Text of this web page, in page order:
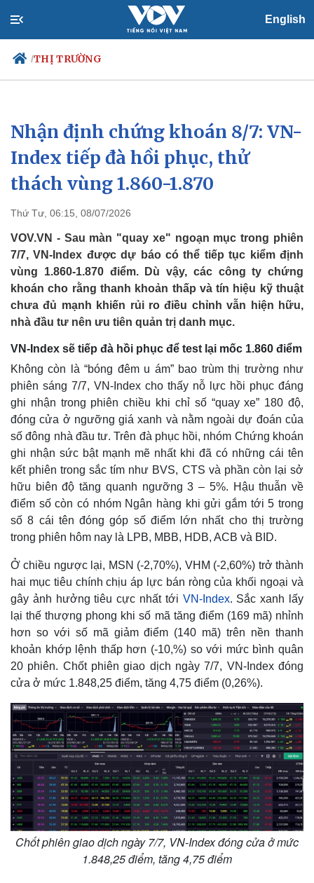
English
/THỊ TRƯỜNG
Chính trị
Đảng
Tổ chức nhân sự
Quốc hội
Xã hội
Tin 24h
Dự báo thời tiết
Giáo dục
Nhận định chứng khoán 8/7: VN-
Index tiếp đà hồi phục, thử
thách vùng 1.860-1.870
Thứ Tư, 06:15, 08/07/2026
VOV.VN - Sau màn "quay xe" ngoạn mục trong phiên
7/7, VN-Index được dự báo có thể tiếp tục kiểm định
vùng 1.860-1.870 điểm. Dù vậy, các công ty chứng
khoán cho rằng thanh khoản thấp và tín hiệu kỹ thuật
chưa đủ mạnh khiến rủi ro điều chỉnh vẫn hiện hữu,
nhà đầu tư nên ưu tiên quản trị danh mục.
VN-Index sẽ tiếp đà hồi phục để test lại mốc 1.860 điểm
Không còn là “bóng đêm u ám” bao trùm thị trường như
phiên sáng 7/7, VN-Index cho thấy nỗ lực hồi phục đáng
ghi nhận trong phiên chiều khi chỉ số “quay xe” 180 độ,
đóng cửa ở ngưỡng giá xanh và nằm ngoài dự đoán của
số đông nhà đầu tư. Trên đà phục hồi, nhóm Chứng khoán
ghi nhận sức bật mạnh mẽ nhất khi đã có những cái tên
kết phiên trong sắc tím như BVS, CTS và phần còn lại sở
hữu biên độ tăng quanh ngưỡng 3 – 5%. Hậu thuẫn về
điểm số còn có nhóm Ngân hàng khi gửi gắm tới 5 trong
số 8 cái tên đóng góp số điểm lớn nhất cho thị trường
trong phiên hôm nay là LPB, MBB, HDB, ACB và BID.
Ở chiều ngược lại, MSN (-2,70%), VHM (-2,60%) trở thành
hai mục tiêu chính chịu áp lực bán ròng của khối ngoại và
gây ảnh hưởng tiêu cực nhất tới VN-Index. Sắc xanh lấy
lại thế thượng phong khi số mã tăng điểm (169 mã) nhỉnh
hơn so với số mã giảm điểm (140 mã) trên nền thanh
khoản khớp lệnh thấp hơn (-10,%) so với mức bình quân
20 phiên. Chốt phiên giao dịch ngày 7/7, VN-Index đóng
cửa ở mức 1.848,25 điểm, tăng 4,75 điểm (0,26%).
Chốt phiên giao dịch ngày 7/7, VN-Index đóng cửa ở mức
1.848,25 điểm, tăng 4,75 điểm